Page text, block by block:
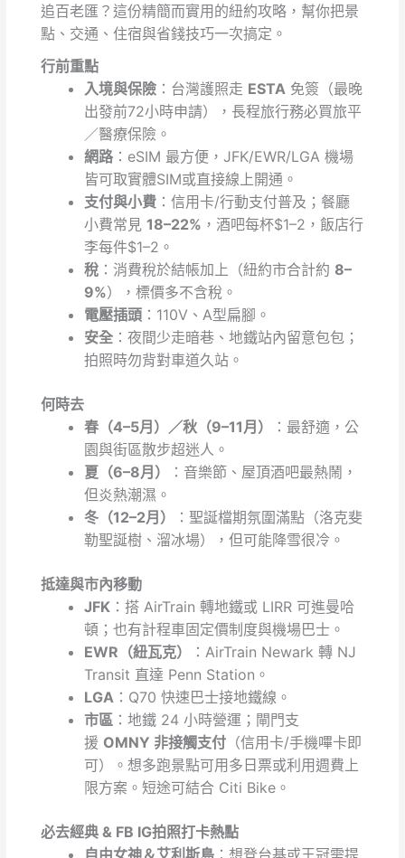
追百老匯？這份精簡而實用的紐約攻略，幫你把景
點、交通、住宿與省錢技巧一次搞定。
行前重點
入境與保險 ：台灣護照走 ESTA 免簽（最晚
出發前72小時申請），長程旅行務必買旅平
／醫療保險。
網路 ：eSIM 最方便，JFK/EWR/LGA 機場
皆可取實體SIM或直接線上開通。
支付與小費 ：信用卡/行動支付普及；餐廳
小費常見18–22% ，酒吧每杯$1–2，飯店行
李每件$1–2。
稅 ：消費稅於結帳加上（紐約市合計約 8–
9%），標價多不含稅。
電壓插頭 ：110V、A型扁腳。
安全 ：夜間少走暗巷、地鐵站內留意包包；
拍照時勿背對車道久站。
何時去
春（4–5月）／秋（9–11月）
：最舒適，公
園與街區散步超迷人。
夏（6–8月）
：音樂節、屋頂酒吧最熱鬧，
但炎熱潮濕。
冬（12–2月）
：聖誕檔期氛圍滿點（洛克斐
勒聖誕樹、溜冰場），但可能降雪很冷。
抵達與市內移動
JFK ：搭 AirTrain 轉地鐵或 LIRR 可進曼哈
頓；也有計程車固定價制度與機場巴士。
EWR（紐瓦克）
：AirTrain Newark 轉 NJ
Transit 直達 Penn Station。
LGA ：Q70 快速巴士接地鐵線。
市區 ：地鐵 24 小時營運；閘門支
援 OMNY 非接觸支付 （信用卡/手機嗶卡即
可）。想多跑景點可用多日票或利用週費上
限方案。短途可結合 Citi Bike。
必去經典 & FB IG拍照打卡熱點
自由女神＆艾利斯島 ：想登台基或王冠需提